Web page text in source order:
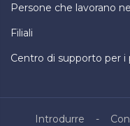
Persone che lavorano
Filiali
Centro di supporto per i
Introdurre